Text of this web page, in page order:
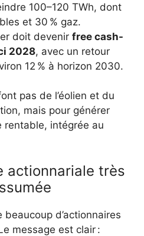
100–120 TWh, dont
et 30 % gaz.
doit devenir free cash-
2028, avec un retour
12 % à horizon 2030.
pas de l’éolien et du
mais pour générer
rentable, intégrée au
actionnariale très
d’actionnaires
message est clair :